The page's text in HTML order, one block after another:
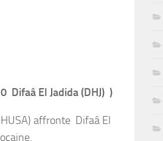
El Jadida (DHJ) )
affronte Difaâ El